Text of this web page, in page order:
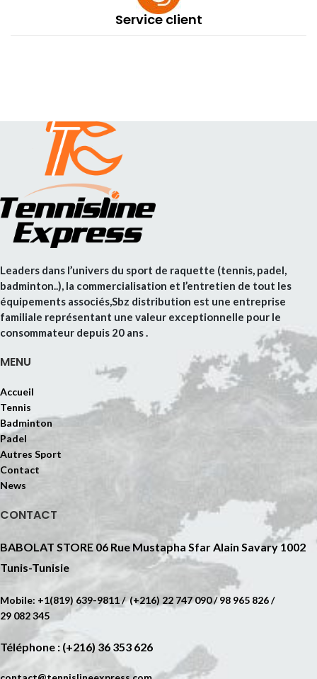
Service client
Leaders dans l’univers du sport de raquette (tennis, padel,
badminton..), la commercialisation et l’entretien de tout les
équipements associés,Sbz distribution est une entreprise
familiale représentant une valeur exceptionnelle pour le
consommateur depuis 20 ans .
MENU
Accueil
Tennis
Badminton
Padel
Autres Sport
Contact
News
CONTACT
BABOLAT STORE 06 Rue Mustapha Sfar Alain Savary 1002
Tunis-Tunisie
Mobile: +1(819) 639-9811 / (+216) 22 747 090 / 98 965 826 /
29 082 345
Téléphone : (+216) 36 353 626